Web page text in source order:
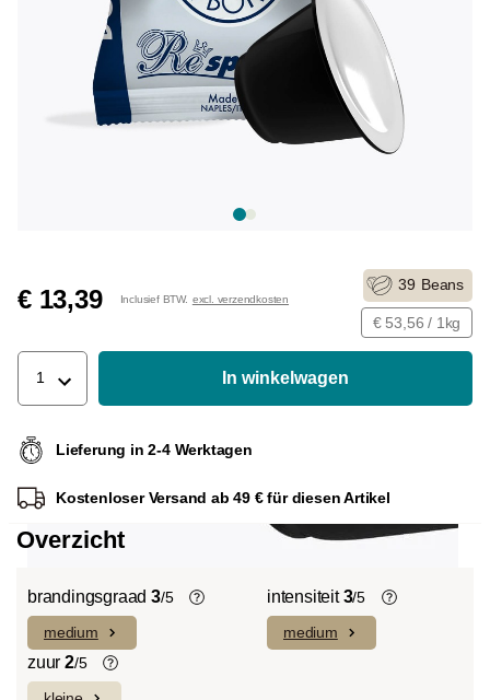
€ 13,39 Inclusief BTW. excl. verzendkosten
39 Beans
€ 53,56 / 1kg
1 In winkelwagen
Lieferung in 2-4 Werktagen
Kostenloser Versand ab 49 € für diesen Artikel
Overzicht
brandingsgraad 3/5
Light roast (licht Cinnamon Roast):
Uitgesproken fruitige smaken en
complexe zuren domineren met een
medium
intensiteit3/5
De individuele smaken van de gebruikte
medium
zuur 2/5